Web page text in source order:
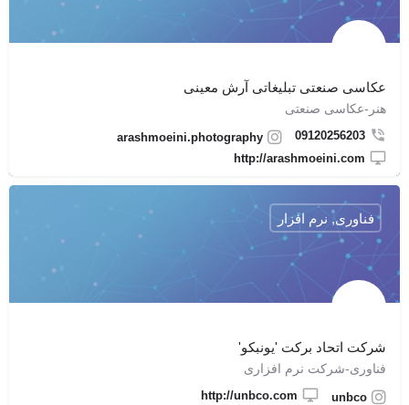
عکاسی صنعتی تبلیغاتی آرش معینی
هنر-عکاسی صنعتی
09120256203
arashmoeini.photography
http://arashmoeini.com
شرکت اتحاد برکت 'یونبکو'
فناوری-شرکت نرم افزاری
unbco
http://unbco.com
فناوری, نرم افزار